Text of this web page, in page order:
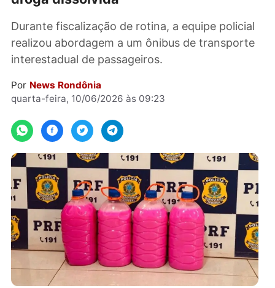
Durante fiscalização de rotina, a equipe
realizou abordagem a um ônibus de
interestadual de passageiros.
quarta-feira, 10/06/2026 às 09:23